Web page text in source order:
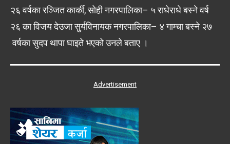
२६ वर्षका रञ्जित कार्की, सोही नगरपालिका– ५ राधेराधे बस्ने वर्ष
२६ का विजय देउजा सुर्यविनायक नगरपालिका– ४ गाम्चा बस्ने २७
वर्षका सुदप थापा घाइते भएको उनले बताए ।
Advertisement